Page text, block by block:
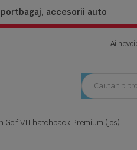
accesorii auto
Ai
Golf VII hatchback Premium (jos)